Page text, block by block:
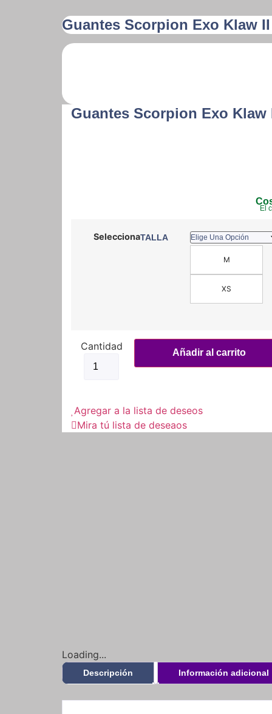
Guantes Scorpion Exo Klaw
Guantes Scorpion Exo Klaw
El
TALLA
M
XS
Guantes
Scorpion
Añadir al carrito
Agregar a la lista de deseos
Mira tú lista de deseaos
Loading...
Descripción Información adicional